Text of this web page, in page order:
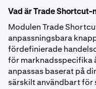
Vad är Trade Shortcut-
Modulen Trade
anpassningsbara
fördefinierade
för marknadsspecifika
anpassas baserat på
särskilt användbart för